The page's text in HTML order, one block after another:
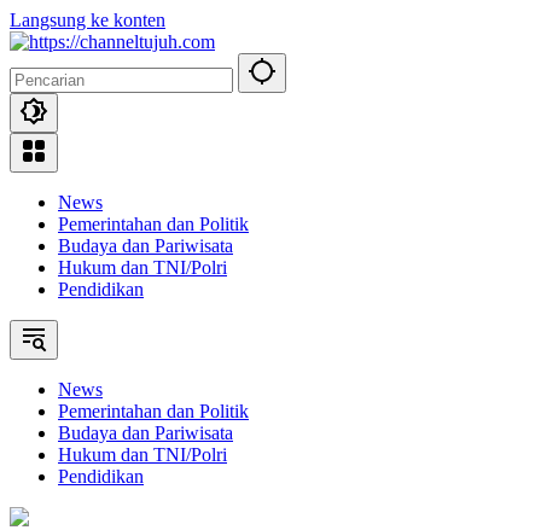
Langsung ke konten
News
Pemerintahan dan Politik
Budaya dan Pariwisata
Hukum dan TNI/Polri
Pendidikan
News
Pemerintahan dan Politik
Budaya dan Pariwisata
Hukum dan TNI/Polri
Pendidikan